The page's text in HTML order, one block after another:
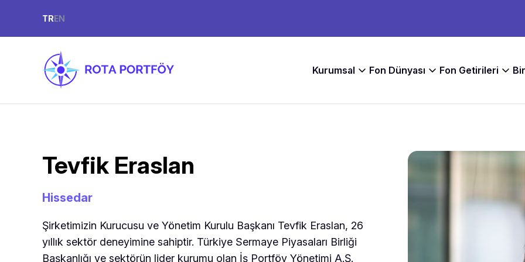
TREN
Kurumsal Fon Dünyası Fon Getirileri
Tevfik Eraslan
Hissedar
Şirketimizin Kurucusu ve Yönetim Kurulu Başkanı Tevfik Eraslan, 26
yıllık sektör deneyimine sahiptir. Türkiye Sermaye Piyasaları Birliği
Başkanlığı ve sektörün lider kurumu olan İş Portföy Yönetimi A.Ş.